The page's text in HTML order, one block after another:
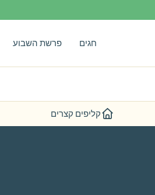
חגים פרשת השבוע
קליפים קצרים